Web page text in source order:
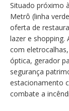
Situado próximo
Metrô (linha
oferta de
lazer e
com
óptica, gerador
segurança
estacionamento
combate a